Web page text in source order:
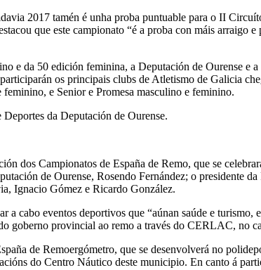
2017 tamén é unha proba puntuable para o II
que este campionato “é a proba con máis arraigo
e da 50 edición feminina, a Deputación de Ourense e
os principais clubs de Atletismo de Galicia
e Senior e Promesa masculino e feminino.
da Deputación de Ourense.
dos Campionatos de España de Remo, que se
de Ourense, Rosendo Fernández; o presidente
Ignacio Gómez e Ricardo González.
cabo eventos deportivos que “aúnan saúde e
goberno provincial ao remo a través do CERLAC, no
de Remoergómetro, que se desenvolverá no
do Centro Náutico deste municipio. En canto á